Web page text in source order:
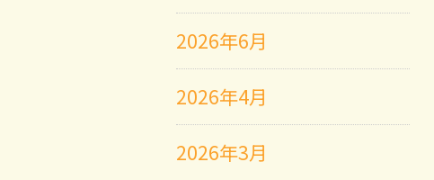
2026年6月
2026年4月
2026年3月